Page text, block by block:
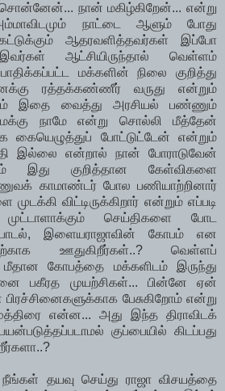
நான் மகிழ்கிறேன்... என்று
நாட்டை ஆளும் போது
ஆதரவளித்தவர்கள் இப்போ
இவர்கள் ஆட்சியிருந்தால் வெள்ளம்
மக்களின் நிலை குறித்து
ரத்தக்கண்ணீர் வருது என்றும்
இதை வைத்து அரசியல் பண்ணும்
நமக்கு நாமே என்று சொல்லி மீத்தேன்
கையெழுத்துப் போட்டுட்டேன் என்றும்
இல்லை என்றால் நான் போராடுவேன்
இது குறித்தான கேள்விகளை
காமாண்டர் போல பணியாற்றினார்
விட்டிருக்கிறார் என்றும் எப்படி
செய்திகளை போட
பாடல், இளையராஜாவின் கோபம் என
ஊதுகிறீர்கள்..? வெள்ளப்
மீதான கோபத்தை மக்களிடம் இருந்து
பகீரத முயற்சிகள்... பின்னே ஏன்
பேசுகிறோம் என்று
என்ன... அது இந்த திராவிடக்
குப்பையில் கிடப்பது
தயவு செய்து ராஜா விசயத்தை